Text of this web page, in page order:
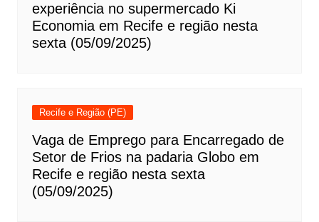
experiência no supermercado Ki
Economia em Recife e região nesta
sexta (05/09/2025)
Recife e Região (PE)
Vaga de Emprego para Encarregado de
Setor de Frios na padaria Globo em
Recife e região nesta sexta
(05/09/2025)